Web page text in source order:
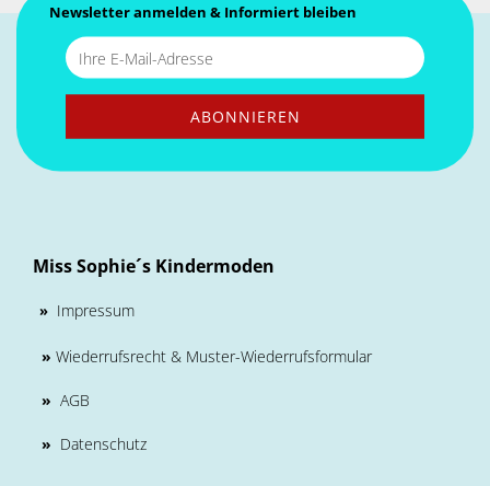
Newsletter anmelden & Informiert bleiben
Miss Sophie´s Kindermoden
» Impressum
» Wiederrufsrecht & Muster-Wiederrufsformular
» AGB
» Datenschutz